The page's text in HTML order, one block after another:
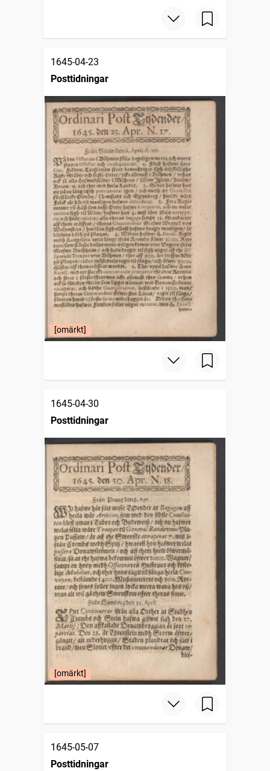
1645-04-23
Posttidningar
[omärkt]
1645-04-30
Posttidningar
[omärkt]
1645-05-07
Posttidningar